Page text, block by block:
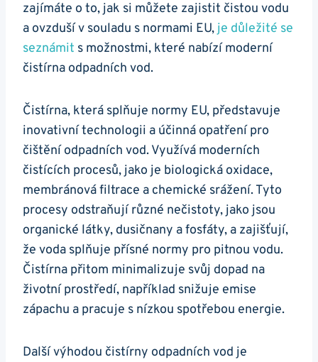
zajímáte o to, jak si můžete zajistit čistou vodu
a ovzduší v souladu s normami EU, je důležité se
seznámit s možnostmi, které nabízí moderní
čistírna odpadních vod.
Čistírna, která splňuje normy EU, představuje
inovativní technologii a účinná opatření pro
čištění odpadních vod. Využívá moderních
čistících procesů, jako je biologická oxidace,
membránová filtrace a chemické srážení. Tyto
procesy odstraňují různé nečistoty, jako jsou
organické látky, dusičnany a fosfáty, a zajišťují,
že voda splňuje přísné normy pro pitnou vodu.
Čistírna přitom minimalizuje svůj dopad na
životní prostředí, například snižuje emise
zápachu a pracuje s nízkou spotřebou energie.
Další výhodou čistírny odpadních vod je